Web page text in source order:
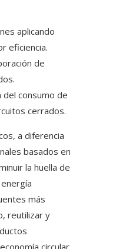
aplicando
eficiencia.
de
consumo de
cerrados.
a diferencia
basados en
la huella de
más
reutilizar y